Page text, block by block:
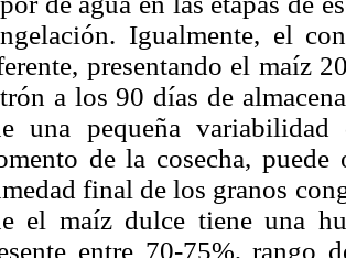
Igualmente, el
presentando el maíz
a los 90 días de
una pequeña
de la cosecha,
final de los granos
el maíz dulce tiene una
entre 70-75%, rango